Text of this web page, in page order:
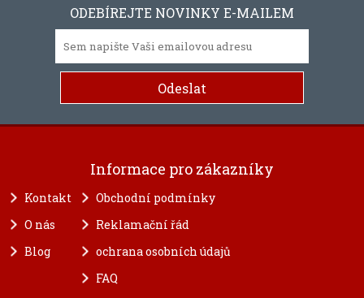
ODEBÍREJTE NOVINKY E-MAILEM
Informace pro zákazníky
Kontakt
O nás
Blog
Obchodní podmínky
Reklamační řád
ochrana osobních údajů
FAQ